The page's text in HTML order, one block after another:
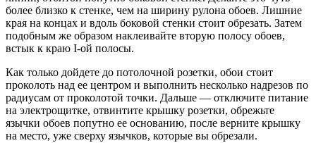
более близко к стенке, чем на ширину рулона обоев. Лишние
края на концах и вдоль боковой стенки стоит обрезать. Затем
подобным же образом наклеивайте вторую полосу обоев,
встык к краю I-ой полосы.
Как только дойдете до потолочной розетки, обои стоит
проколоть над ее центром и выполнить несколько надрезов по
радиусам от проколотой точки. Дальше — отключите питание
на электрощитке, отвинтите крышку розетки, обрежьте
язычки обоев попутно ее основанию, после верните крышку
на место, уже сверху язычков, которые вы обрезали.